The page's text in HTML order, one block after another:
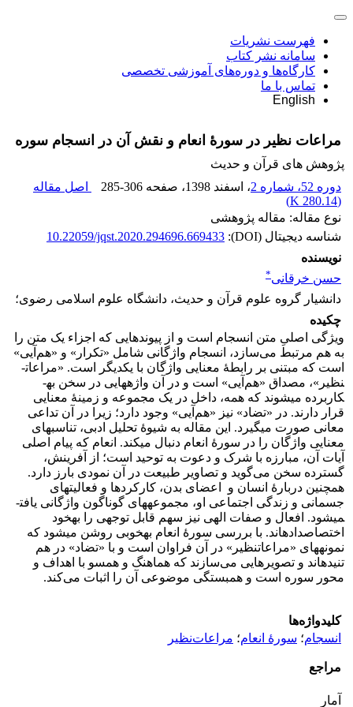
فهرست نشریات
سامانه نشر کتاب
کارگاه‌ها و دوره‌های آموزشی تخصصی
تماس با ما
English
مراعات ‌نظیر در سورۀ انعام و نقش آن در انسجام سوره
پژوهش های قرآن و حدیث
دوره 52، شماره 2
، اسفند 1398 ، صفحه 285-306
اصل مقاله
(
280.14 K
)
نوع مقاله: مقاله پژوهشی
شناسه دیجیتال (DOI):
10.22059/jqst.2020.294696.669433
نویسنده
حسن خرقانی*
دانشیار گروه علوم قرآن و حدیث، دانشگاه علوم اسلامی رضوی؛
چکیده
ویژگی اصلیِ متن انسجام است و از پیوندهایی که اجزاء یک متن را
به هم مرتبط می‌سازد، انسجام واژگانی شامل «تکرار» و «هم‌آیی»
است که مبتنی بر رابطۀ معنایی واژگان با یکدیگر است. «مراعات­
نظیر»، مصداق «هم‌آیی» است و در آن واژه­هایی در سخن به­
کاربرده می­شوند که همه، داخل در یک مجموعه و زمینۀ معنایی
قرار دارند. در «تضاد» نیز «هم‌آیی» وجود دارد؛ زیرا در آن تداعی
معانی صورت می­گیرد. این مقاله به شیوۀ تحلیل ادبی، تناسب­های
معنایی واژگان را در سورۀ انعام دنبال می­کند. انعام که پیام اصلی
آیات آن، مبارزه با شرک و دعوت به توحید است؛ از آفرینش،
گسترده سخن می‌گوید و تصاویر طبیعت در آن نمودی بارز دارد.
همچنین دربارۀ انسان و اعضای بدن، کارکردها و فعالیت­های
جسمانی و زندگی اجتماعی او، مجموعه­های گوناگون واژگانی یافت­
می­شود. افعال و صفات الهی نیز سهم قابل ­توجهی را به­خود
اختصاص­داده­اند. با بررسی سورۀ انعام به­خوبی روشن می­شود که
نمونه­های «مراعات­نظیر» در آن فراوان است و با «تضاد» در هم
تنیده­اند و تصویرهایی می‌سازند که هماهنگ و همسو با اهداف و
محور سوره است و همبستگی موضوعی آن را اثبات می‌کند.
کلیدواژه‌ها
انسجام؛ سورۀ انعام؛ مراعات‌نظیر
مراجع
آمار